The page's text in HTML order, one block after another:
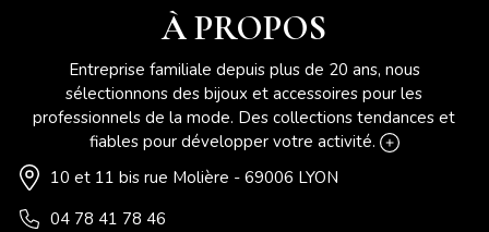
À PROPOS
Entreprise familiale depuis plus de 20 ans, nous
sélectionnons des bijoux et accessoires pour les
professionnels de la mode. Des collections tendances et
fiables pour développer votre activité.
10 et 11 bis rue Molière - 69006 LYON
04 78 41 78 46